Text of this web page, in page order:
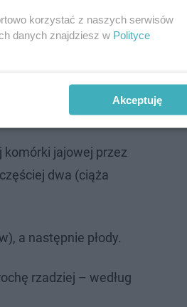
komórki jajowej przez
dwa (ciąża
a następnie płody.
rzadziej – według
korzystać z naszych serwisów
danych znajdziesz w Polityce
Akceptuję